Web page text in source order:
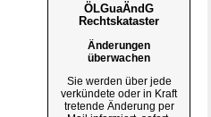
ÖLGuaÄndG
Rechtskataster
Änderungen
überwachen
Sie werden über jede
verkündete oder in Kraft
tretende Änderung per